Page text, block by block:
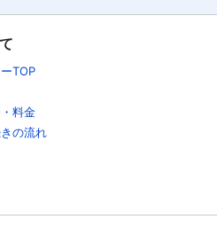
TOP
料金
の流れ